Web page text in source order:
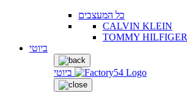
כל המעצבים
CALVIN KLEIN
TOMMY HILFIGER
ביוטי
ביוטי